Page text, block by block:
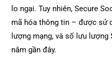
lo ngại. Tuy nhiên, Secure
mã hóa thông tin – được sử
lượng mạng, và số lưu lượng
năm gần đây.